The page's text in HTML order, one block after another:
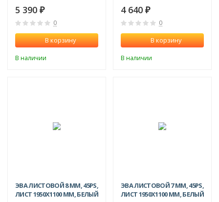
5 390 ₽
0
В корзину
В наличии
4 640 ₽
0
В корзину
В наличии
ЭВА ЛИСТОВОЙ 8 ММ, 45PS,
ЛИСТ 1950Х1100 ММ, БЕЛЫЙ
ЭВА ЛИСТОВОЙ 7 ММ, 45PS,
ЛИСТ 1950Х1100 ММ, БЕЛЫЙ